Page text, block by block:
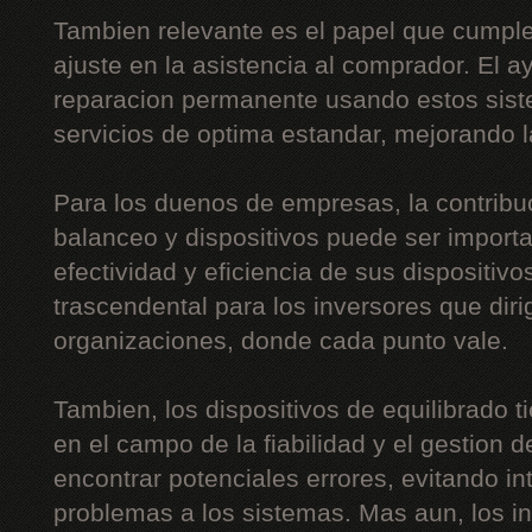
Tambien relevante es el papel que
ajuste en la asistencia al comprador. El
reparacion permanente usando estos
servicios de optima estandar, mejorando
Para los duenos de empresas, la
balanceo y dispositivos puede ser
efectividad y eficiencia de sus
trascendental para los inversores que
organizaciones, donde cada punto vale.
Tambien, los dispositivos de equilibrado
en el campo de la fiabilidad y el gestion
encontrar potenciales errores, evitando
problemas a los sistemas. Mas aun, los